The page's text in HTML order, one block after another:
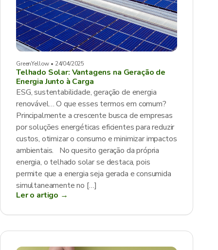
GreenYellow • 24/04/2025
Telhado Solar: Vantagens na Geração de
Energia Junto à Carga
ESG, sustentabilidade, geração de energia
renovável… O que esses termos em comum?
Principalmente a crescente busca de empresas
por soluções energéticas eficientes para reduzir
custos, otimizar o consumo e minimizar impactos
ambientais. No quesito geração da própria
energia, o telhado solar se destaca, pois
permite que a energia seja gerada e consumida
simultaneamente no […]
Ler o artigo →